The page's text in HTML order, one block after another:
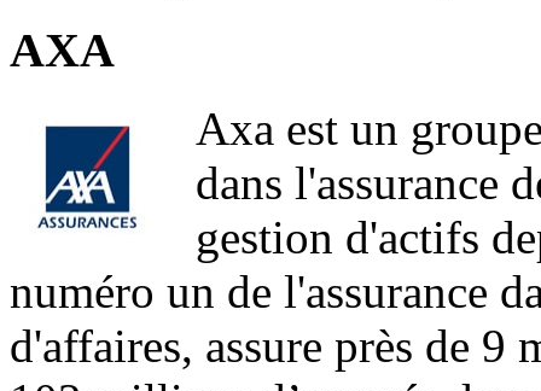
AXA
Axa est un
dans l'assurance
gestion d'actifs
numéro un de l'assurance
d'affaires, assure près de 9